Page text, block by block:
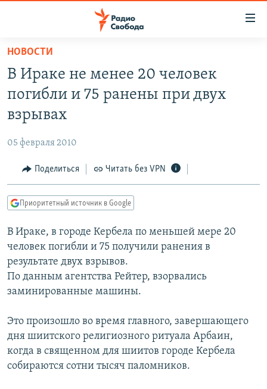
упрощенного
доступа
Вернуться
основному
Вернутся
Вернутся
поиску
ПОДКАСТЫ
АВТОРСКИЕ ПРОЕКТЫ
МНЕНИЯ
КУЛЬТУРА
КАВКАЗ.РЕАЛИИ
СЕВЕР.РЕАЛИИ
СИБИРЬ.РЕАЛИИ
РАСПИСАНИЕ ВЕЩАНИЯ
ПОДПИШИТЕСЬ НА РАССЫЛКУ
НОВОСТИ
В Ираке не менее 20 человек
погибли и 75 ранены при двух
взрывах
05 февраля 2010
Поделиться Читать без VPN
Приоритетный источник в Google
В Ираке, в городе Кербела по меньшей мере 20
человек погибли и 75 получили ранения в
результате двух взрывов.
По данным агентства Рейтер, взорвались
заминированные машины.
Это произошло во время главного, завершающего
дня шиитского религиозного ритуала Арбаин,
когда в священном для шиитов городе Кербела
собираются сотни тысяч паломников.